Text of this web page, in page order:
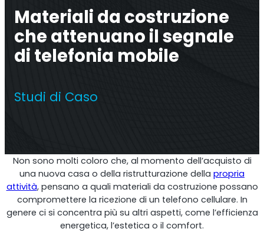
Contattaci
Materiali da costruzione
che attenuano il segnale
di telefonia mobile
Studi di Caso
Non sono molti coloro che, al momento dell’acquisto di
una nuova casa o della ristrutturazione della propria
attività, pensano a quali materiali da costruzione possano
compromettere la ricezione di un telefono cellulare. In
genere ci si concentra più su altri aspetti, come l’efficienza
energetica, l’estetica o il comfort.